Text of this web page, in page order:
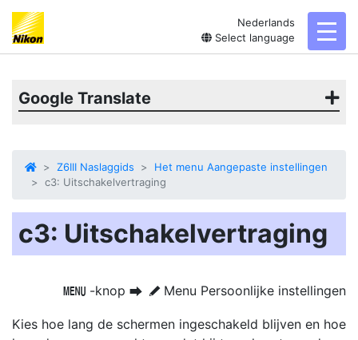
Nederlands
Select language
Google Translate
Z6III Naslaggids
Het menu Aangepaste instellingen
c3: Uitschakelvertraging
c3: Uitschakelvertraging
G -knop U A Menu Persoonlijke instellingen
Kies hoe lang de schermen ingeschakeld blijven en hoe